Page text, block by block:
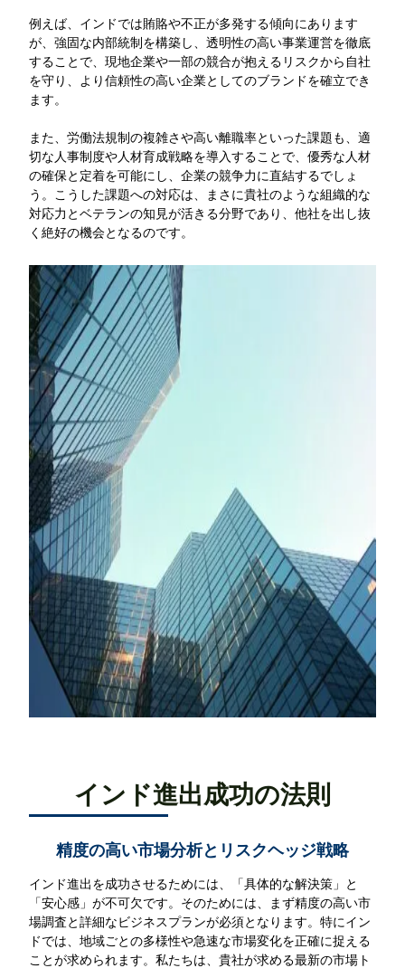
例えば、インドでは賄賂や不正が多発する傾向にあります
が、強固な内部統制を構築し、透明性の高い事業運営を徹底
することで、現地企業や一部の競合が抱えるリスクから自社
を守り、より信頼性の高い企業としてのブランドを確立でき
ます。
また、労働法規制の複雑さや高い離職率といった課題も、適
切な人事制度や人材育成戦略を導入することで、優秀な人材
の確保と定着を可能にし、企業の競争力に直結するでしょ
う。こうした課題への対応は、まさに貴社のような組織的な
対応力とベテランの知見が活きる分野であり、他社を出し抜
く絶好の機会となるのです。
インド進出成功の法則
精度の高い市場分析とリスクヘッジ戦略
インド進出を成功させるためには、「具体的な解決策」と
「安心感」が不可欠です。そのためには、まず精度の高い市
場調査と詳細なビジネスプランが必須となります。特にイン
ドでは、地域ごとの多様性や急速な市場変化を正確に捉える
ことが求められます。私たちは、貴社が求める最新の市場ト